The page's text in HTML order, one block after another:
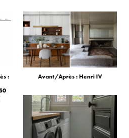
:
Avant/Après : Henri IV